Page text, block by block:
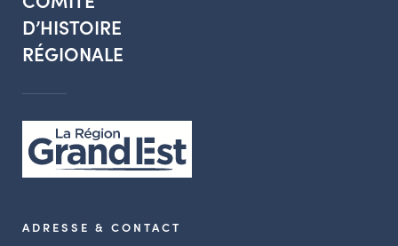
D’HISTOIRE
RÉGIONALE
ADRESSE & CONTACT